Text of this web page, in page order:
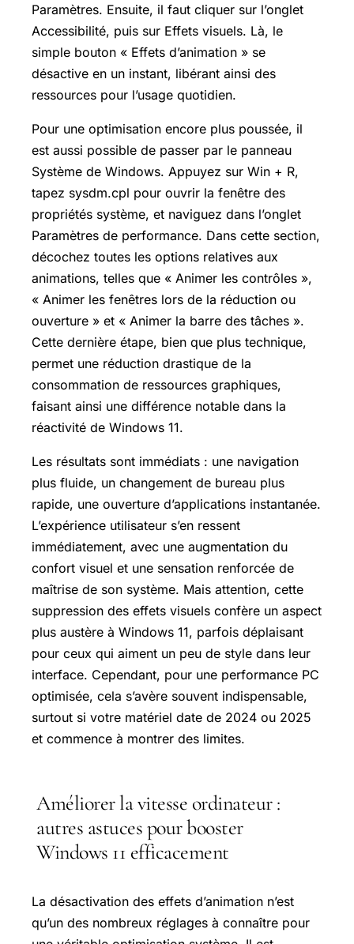
Paramètres. Ensuite, il faut cliquer sur l’onglet
Accessibilité, puis sur Effets visuels. Là, le
simple bouton « Effets d’animation » se
désactive en un instant, libérant ainsi des
ressources pour l’usage quotidien.
Pour une optimisation encore plus poussée, il
est aussi possible de passer par le panneau
Système de Windows. Appuyez sur Win + R,
tapez sysdm.cpl pour ouvrir la fenêtre des
propriétés système, et naviguez dans l’onglet
Paramètres de performance. Dans cette section,
décochez toutes les options relatives aux
animations, telles que « Animer les contrôles »,
« Animer les fenêtres lors de la réduction ou
ouverture » et « Animer la barre des tâches ».
Cette dernière étape, bien que plus technique,
permet une réduction drastique de la
consommation de ressources graphiques,
faisant ainsi une différence notable dans la
réactivité de Windows 11.
Les résultats sont immédiats : une navigation
plus fluide, un changement de bureau plus
rapide, une ouverture d’applications instantanée.
L’expérience utilisateur s’en ressent
immédiatement, avec une augmentation du
confort visuel et une sensation renforcée de
maîtrise de son système. Mais attention, cette
suppression des effets visuels confère un aspect
plus austère à Windows 11, parfois déplaisant
pour ceux qui aiment un peu de style dans leur
interface. Cependant, pour une performance PC
optimisée, cela s’avère souvent indispensable,
surtout si votre matériel date de 2024 ou 2025
et commence à montrer des limites.
Améliorer la vitesse ordinateur :
autres astuces pour booster
Windows 11 efficacement
La désactivation des effets d’animation n’est
qu’un des nombreux réglages à connaître pour